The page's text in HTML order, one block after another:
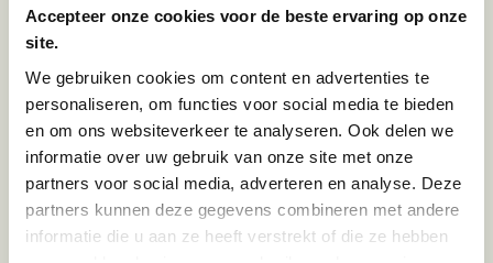
Accepteer onze cookies voor de beste ervaring op onze
site.
We gebruiken cookies om content en advertenties te
personaliseren, om functies voor social media te bieden
en om ons websiteverkeer te analyseren. Ook delen we
informatie over uw gebruik van onze site met onze
partners voor social media, adverteren en analyse. Deze
partners kunnen deze gegevens combineren met andere
informatie die u aan ze heeft verstrekt of die ze hebben
Land van herkomst
Alternatieve producten
Reviews
0 reviews